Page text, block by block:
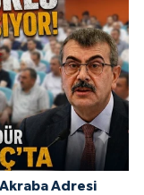
Akraba Adresi